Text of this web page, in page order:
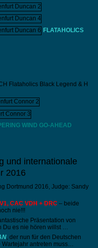
FLATAHOLICS
Flataholics Black Legend & H
WIND GO-AHEAD
und internationale
2016
Dortmund 2016, Judge: Sandy
V1, CAC VDH + DRC – beide
nie!!!
Präsentation von
es nie hören willst …
, der nun für den Deutschen
antreten muss…